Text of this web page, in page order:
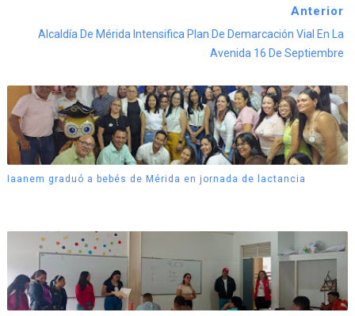
Anterior
Alcaldía De Mérida Intensifica Plan De Demarcación Vial En La
Avenida 16 De Septiembre
Iaanem graduó a bebés de Mérida en jornada de lactancia